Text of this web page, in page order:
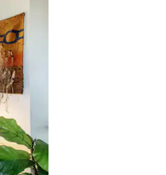
za pomocą gestów dotykowych lub przesuwania.